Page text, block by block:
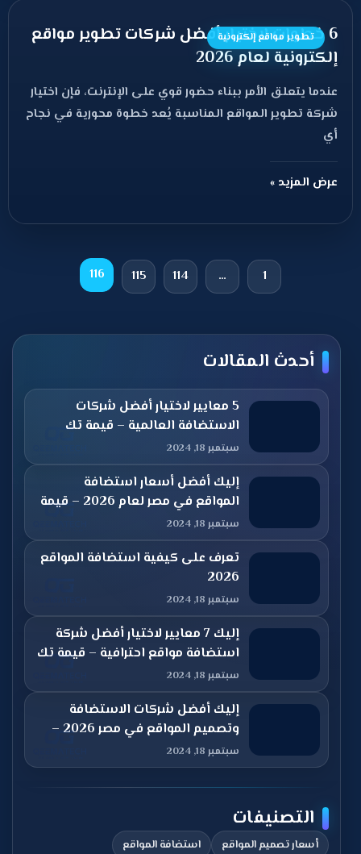
تطوير مواقع إلكترونية
6 خطوات لاختيار أفضل شركات تطوير مواقع
إلكترونية لعام 2026
عندما يتعلق الأمر ببناء حضور قوي على الإنترنت، فإن اختيار
شركة تطوير المواقع المناسبة يُعد خطوة محورية في نجاح
أي
عرض المزيد »
1
…
114
115
116
أحدث المقالات
5 معايير لاختيار أفضل شركات
الاستضافة العالمية – قيمة تك
سبتمبر 18, 2024
إليك أفضل أسعار استضافة
المواقع في مصر لعام 2026 – قيمة
تك
سبتمبر 18, 2024
تعرف على كيفية استضافة المواقع
2026
سبتمبر 18, 2024
إليك 7 معايير لاختيار أفضل شركة
استضافة مواقع احترافية – قيمة تك
سبتمبر 18, 2024
إليك أفضل شركات الاستضافة
وتصميم المواقع في مصر 2026 –
قيمة تك
سبتمبر 18, 2024
التصنيفات
أسعار تصميم المواقع
استضافة المواقع